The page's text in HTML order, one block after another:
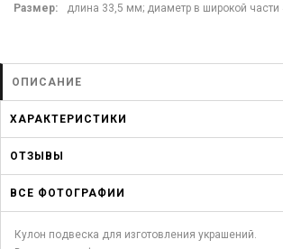
Размер: длина 33,5 мм; диаметр в широкой
ОПИСАНИЕ
ХАРАКТЕРИСТИКИ
ОТЗЫВЫ
ВСЕ ФОТОГРАФИИ
Кулон подвеска для изготовления украшений.